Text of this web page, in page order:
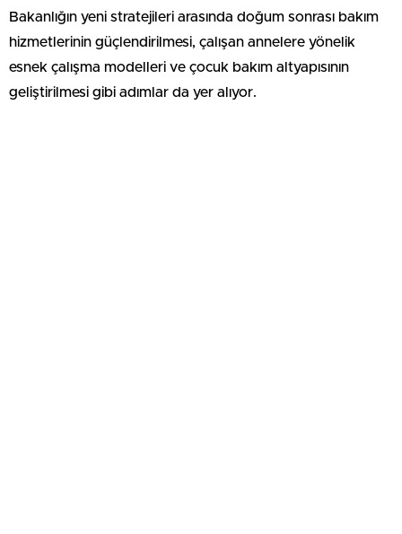
Bakanlığın yeni stratejileri arasında doğum sonrası bakım
hizmetlerinin güçlendirilmesi, çalışan annelere yönelik
esnek çalışma modelleri ve çocuk bakım altyapısının
geliştirilmesi gibi adımlar da yer alıyor.